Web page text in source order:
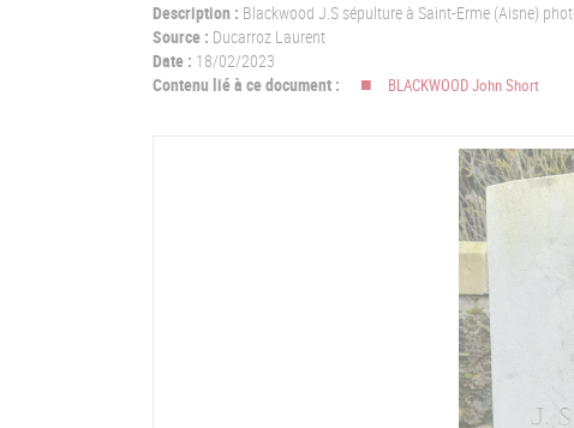
Description : Blackwood J.S sépulture à Saint-Erme (Aisne)
Source : Ducarroz Laurent
Date : 18/02/2023
Contenu lié à ce document :
BLACKWOOD John Short